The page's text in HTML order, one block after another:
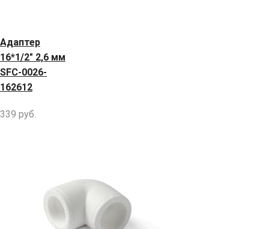
Адаптер
16*1/2" 2,6 мм
SFC-0026-
162612
339 руб.